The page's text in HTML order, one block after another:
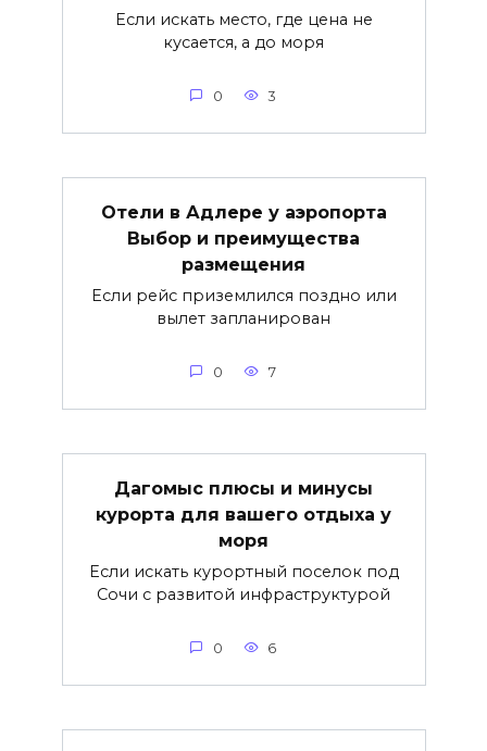
Если искать место, где цена не
кусается, а до моря
0 3
Отели в Адлере у аэропорта
Выбор и преимущества
размещения
Если рейс приземлился поздно или
вылет запланирован
0 7
Дагомыс плюсы и минусы
курорта для вашего отдыха у
моря
Если искать курортный поселок под
Сочи с развитой инфраструктурой
0 6